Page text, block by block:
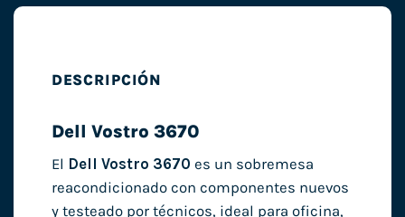
DESCRIPCIÓN
Dell Vostro 3670
El Dell Vostro 3670 es un sobremesa
reacondicionado con componentes nuevos
y testeado por técnicos, ideal para oficina,